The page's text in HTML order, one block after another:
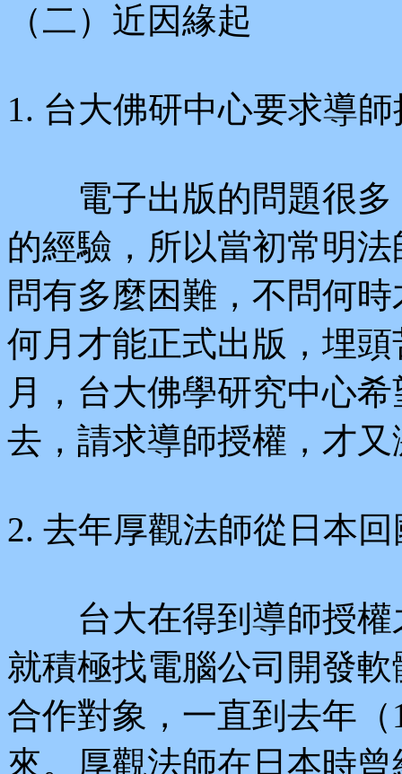
（二）近因緣起
1. 台大佛研中心要求導
電子出版的問題很多
的經驗，所以當初常明
問有多麼困難，不問何
何月才能正式出版，埋
月，台大佛學研究中心
去，請求導師授權，才
2. 去年厚觀法師從日本回
台大在得到導師授權
就積極找電腦公司開發
合作對象，一直到去年
來。厚觀法師在日本時